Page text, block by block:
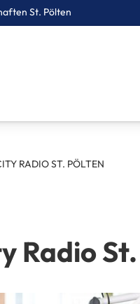
St. Pölten
RADIO ST. PÖLTEN
Radio